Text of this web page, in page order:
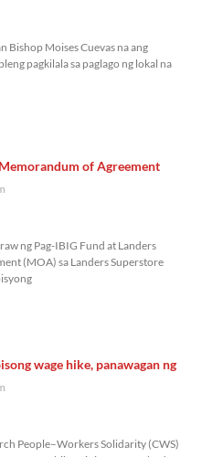
Bishop Moises Cuevas na ang
pagkilala sa paglago ng lokal na
of Agreement
ng Pag-IBIG Fund at Landers
(MOA) sa Landers Superstore
wage hike, panawagan ng
People–Workers Solidarity (CWS)